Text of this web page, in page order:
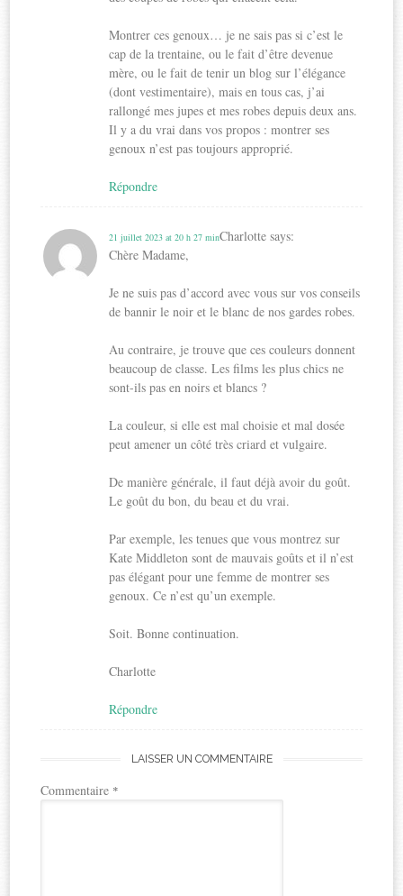
Montrer ces genoux… je ne sais pas si c’est le
cap de la trentaine, ou le fait d’être devenue
mère, ou le fait de tenir un blog sur l’élégance
(dont vestimentaire), mais en tous cas, j’ai
rallongé mes jupes et mes robes depuis deux ans.
Il y a du vrai dans vos propos : montrer ses
genoux n’est pas toujours approprié.
Répondre
Charlotte says:
21 juillet 2023 at 20 h 27 min
Chère Madame,
Je ne suis pas d’accord avec vous sur vos conseils
de bannir le noir et le blanc de nos gardes robes.
Au contraire, je trouve que ces couleurs donnent
beaucoup de classe. Les films les plus chics ne
sont-ils pas en noirs et blancs ?
La couleur, si elle est mal choisie et mal dosée
peut amener un côté très criard et vulgaire.
De manière générale, il faut déjà avoir du goût.
Le goût du bon, du beau et du vrai.
Par exemple, les tenues que vous montrez sur
Kate Middleton sont de mauvais goûts et il n’est
pas élégant pour une femme de montrer ses
genoux. Ce n’est qu’un exemple.
Soit. Bonne continuation.
Charlotte
Répondre
LAISSER UN COMMENTAIRE
Commentaire *